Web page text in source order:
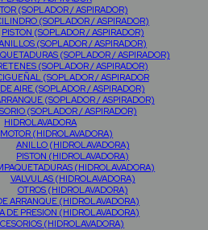
(SOPLADOR / ASPIRADOR)
(SOPLADOR / ASPIRADOR)
PISTON (SOPLADOR / ASPIRADOR)
(SOPLADOR / ASPIRADOR)
(SOPLADOR / ASPIRADOR)
(SOPLADOR / ASPIRADOR)
(SOPLADOR / ASPIRADOR
AIRE (SOPLADOR / ASPIRADOR)
(SOPLADOR / ASPIRADOR)
(SOPLADOR / ASPIRADOR)
HIDROLAVADORA
MOTOR (HIDROLAVADORA)
ANILLO (HIDROLAVADORA)
PISTON (HIDROLAVADORA)
(HIDROLAVADORA)
VALVULAS (HIDROLAVADORA)
OTROS (HIDROLAVADORA)
ARRANQUE (HIDROLAVADORA)
DE PRESION (HIDROLAVADORA)
(HIDROLAVADORA)